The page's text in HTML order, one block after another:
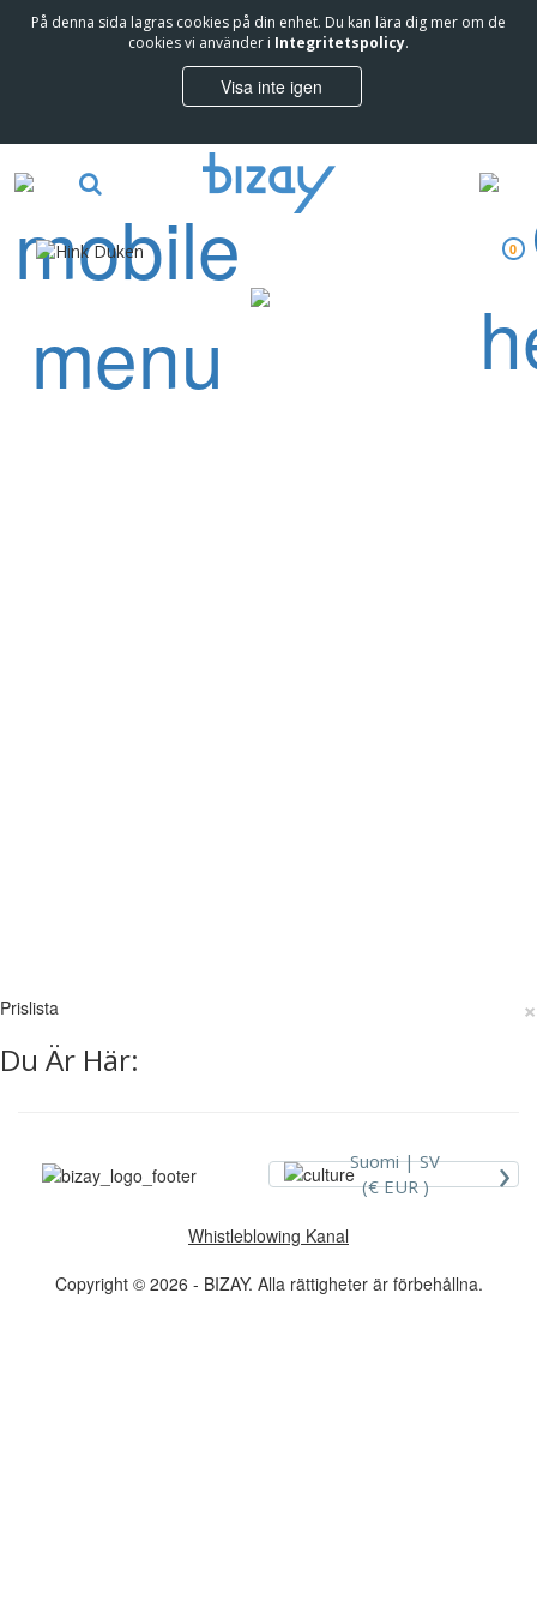
På denna sida lagras cookies på din enhet. Du kan lära dig mer om de
cookies vi använder i Integritetspolicy.
Visa inte igen
0
Prislista ×
Du Är Här:
Suomi |SV
(€ EUR )
›
Whistleblowing Kanal
Copyright © 2026 - BIZAY. Alla rättigheter är förbehållna.